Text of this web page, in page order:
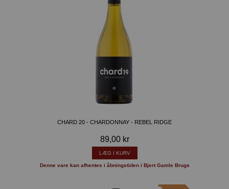
CHARD 20 - CHARDONNAY - REBEL RIDGE
89,00 kr
LÆG I KURV
Denne vare kan afhentes i åbningstiden i Bjert Gamle Brugs